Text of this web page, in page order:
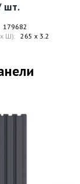
шт.
179682
Ш): 265 x 3.2